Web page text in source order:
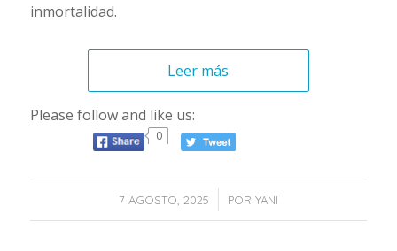
inmortalidad.
Leer más
Please follow and like us:
0
7 AGOSTO, 2025
/ POR YANI